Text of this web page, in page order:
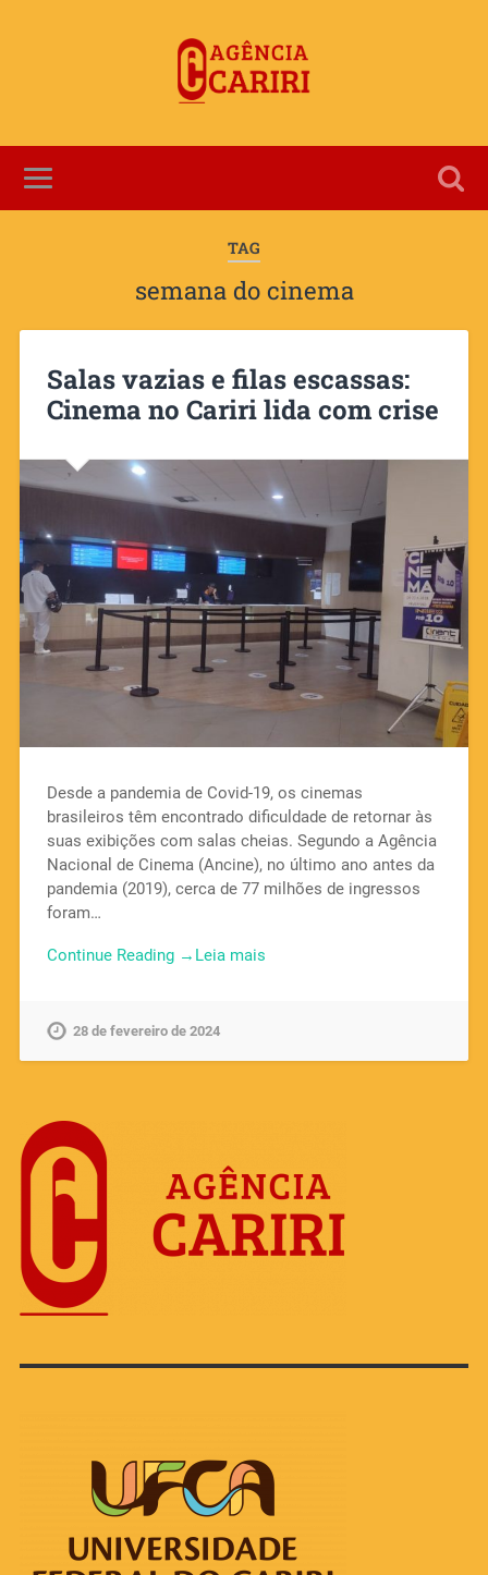
TAG
semana do cinema
Salas vazias e filas escassas:
Cinema no Cariri lida com crise
Desde a pandemia de Covid-19, os cinemas
brasileiros têm encontrado dificuldade de retornar às
suas exibições com salas cheias. Segundo a Agência
Nacional de Cinema (Ancine), no último ano antes da
pandemia (2019), cerca de 77 milhões de ingressos
foram…
Continue Reading →
28 de fevereiro de 2024